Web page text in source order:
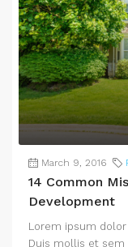
March 9, 2016
14 Common
Development
Lorem ipsum
Duis mollis et sem